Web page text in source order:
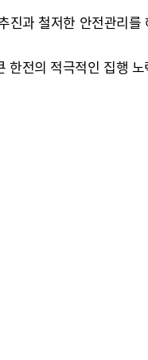
진과 철저한 안전관리를
전의 적극적인 집행